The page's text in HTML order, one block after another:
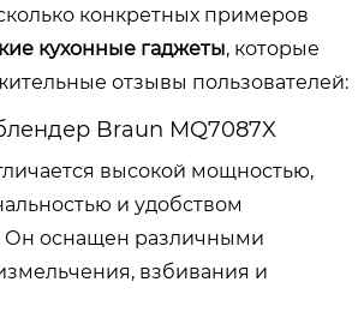
конкретных примеров
кухонные гаджеты, которые
отзывы пользователей:
Braun MQ7087X
высокой мощностью,
и удобством
Он оснащен различными
взбивания и